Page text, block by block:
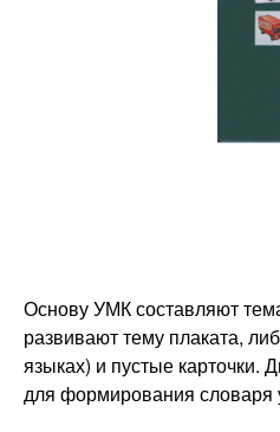
Основу УМК составляют
развивают тему плаката,
языках) и пустые карточки.
для формирования словаря